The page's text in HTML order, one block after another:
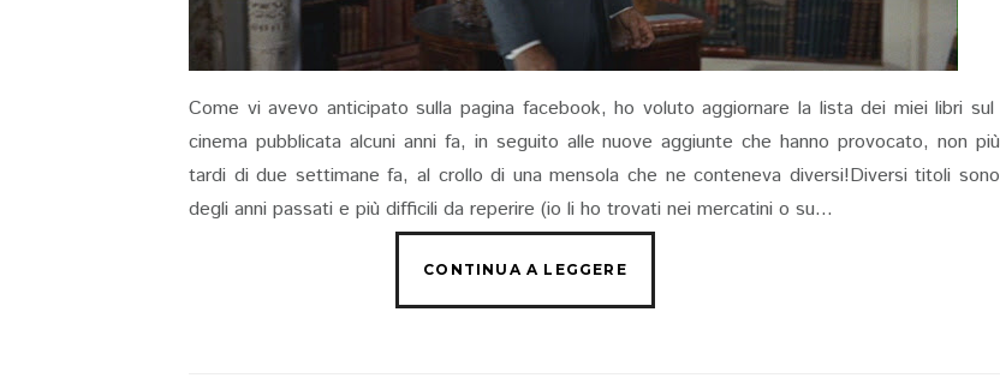
Come vi avevo anticipato sulla pagina facebook, ho voluto aggiornare la lista dei miei libri sul
cinema pubblicata alcuni anni fa, in seguito alle nuove aggiunte che hanno provocato, non più
tardi di due settimane fa, al crollo di una mensola che ne conteneva diversi!Diversi titoli sono
degli anni passati e più difficili da reperire (io li ho trovati nei mercatini o su...